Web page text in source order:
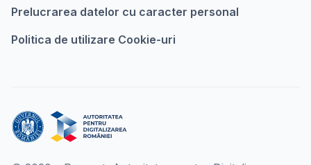
Prelucrarea datelor cu caracter personal
Politica de utilizare Cookie-uri